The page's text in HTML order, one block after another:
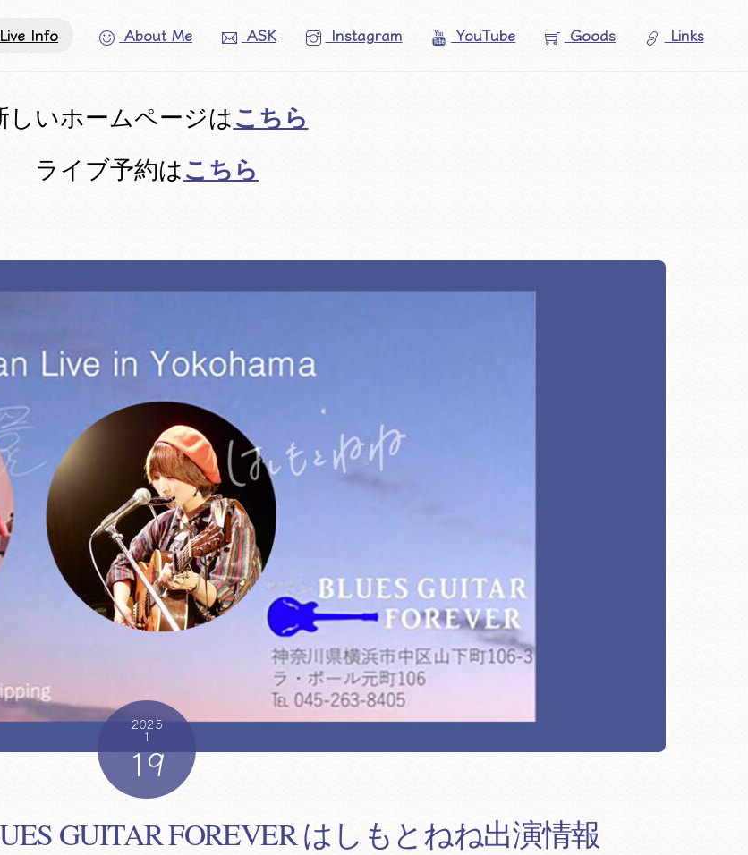
Live Info About Me ASK Instagram YouTube Goods Links
しいホームページはこちら
ライブ予約はこちら
2025
1
19
GUITAR FOREVER はしもとねね出演情報